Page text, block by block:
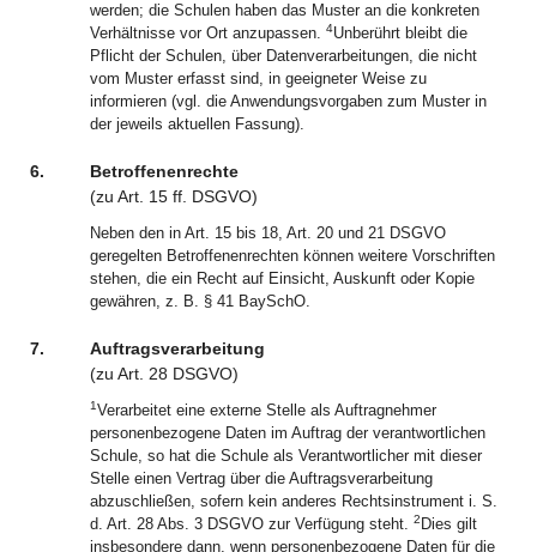
werden; die Schulen haben das Muster an die konkreten
Verhältnisse vor Ort anzupassen. 4Unberührt bleibt die
Pflicht der Schulen, über Datenverarbeitungen, die nicht
vom Muster erfasst sind, in geeigneter Weise zu
informieren (vgl. die Anwendungsvorgaben zum Muster in
der jeweils aktuellen Fassung).
6.
Betroffenenrechte
(zu Art. 15 ff. DSGVO)
Neben den in Art. 15 bis 18, Art. 20 und 21 DSGVO
geregelten Betroffenenrechten können weitere Vorschriften
stehen, die ein Recht auf Einsicht, Auskunft oder Kopie
gewähren, z. B. § 41 BaySchO.
7.
Auftragsverarbeitung
(zu Art. 28 DSGVO)
1Verarbeitet eine externe Stelle als Auftragnehmer
personenbezogene Daten im Auftrag der verantwortlichen
Schule, so hat die Schule als Verantwortlicher mit dieser
Stelle einen Vertrag über die Auftragsverarbeitung
abzuschließen, sofern kein anderes Rechtsinstrument i. S.
d. Art. 28 Abs. 3 DSGVO zur Verfügung steht. 2 Dies gilt
insbesondere dann, wenn personenbezogene Daten für die